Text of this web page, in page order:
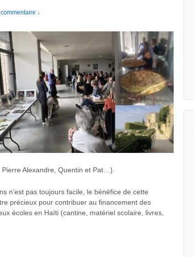
↓
Alexandre, Quentin et Pat…).
n’est pas toujours facile, le bénéfice de cette
précieux pour contribuer au financement des
écoles en Haïti (cantine, matériel scolaire, livres,